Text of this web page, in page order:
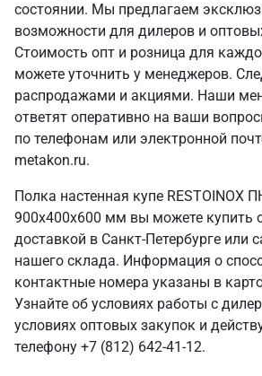
состоянии. Мы предлагаем
возможности для дилеров и
Стоимость опт и розница для
можете уточнить у менеджеров.
распродажами и акциями. Наши
ответят оперативно на ваши
по телефонам или электронной
metakon.ru.
Полка настенная купе RESTOINOX
900x400x600 мм вы можете купить
доставкой в Санкт‑Петербурге или
нашего склада. Информация о
контактные номера указаны в
Узнайте об условиях работы с
условиях оптовых закупок и
телефону +7 (812) 642-41-12.